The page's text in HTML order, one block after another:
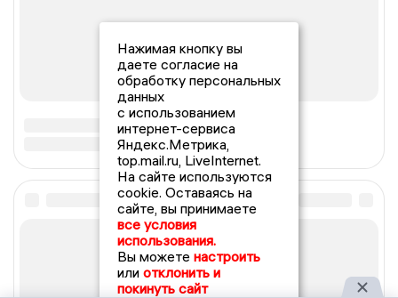
Нажимая кнопку вы
даете согласие на
обработку персональных
данных
с использованием
интернет-сервиса
Яндекс.Метрика,
top.mail.ru, LiveInternet.
На сайте используются
cookie. Оставаясь на
сайте, вы принимаете
все условия
использования.
Вы можете настроить
или отклонить и
покинуть сайт